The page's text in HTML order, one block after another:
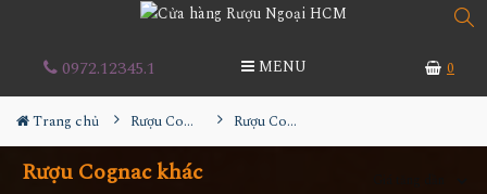
0972.12345.1 MENU 0
Trang chủ Rượu Cognac Rượu Cognac khác
Rượu Cognac khác